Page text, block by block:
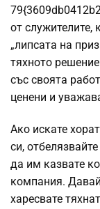
от служителите,
„липсата на
тяхното
със своята
ценени и
Ако искате
си,
да им казвате
компания.
харесвате